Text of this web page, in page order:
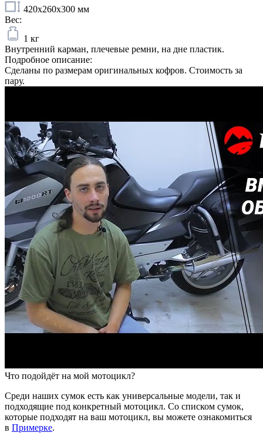
420x260x300 мм
Вес:
1 кг
Внутренний карман, плечевые ремни, на дне пластик.
Подробное описание:
Сделаны по размерам оригинальных кофров. Стоимость за
пару.
Что подойдёт на мой мотоцикл?
Среди наших сумок есть как универсальные модели, так и
подходящие под конкретный мотоцикл. Со списком сумок,
которые подходят на ваш мотоцикл, вы можете ознакомиться
в Примерке.